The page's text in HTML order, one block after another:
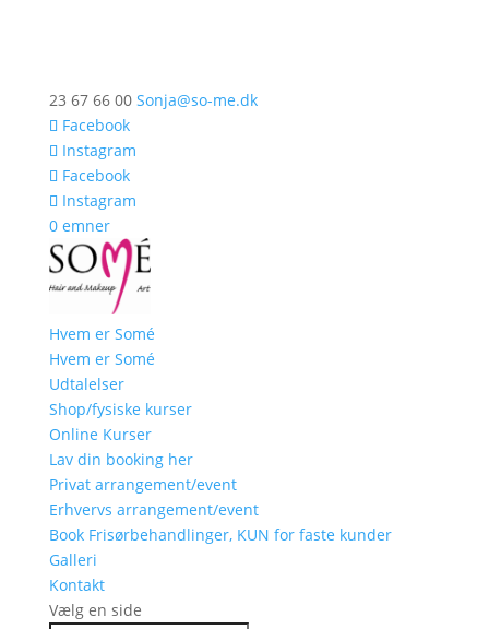
23 67 66 00 Sonja@so-me.dk
Facebook
Instagram
Facebook
Instagram
0 emner
Hvem er Somé
Hvem er Somé
Udtalelser
Shop/fysiske kurser
Online Kurser
Lav din booking her
Privat arrangement/event
Erhvervs arrangement/event
Book Frisørbehandlinger, KUN for faste kunder
Galleri
Kontakt
Vælg en side